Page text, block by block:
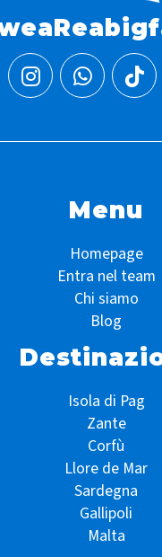
Menu
Homepage
Entra nel team
Chi siamo
Blog
Isola di Pag
Zante
Corfù
Llore de Mar
Sardegna
Gallipoli
Malta